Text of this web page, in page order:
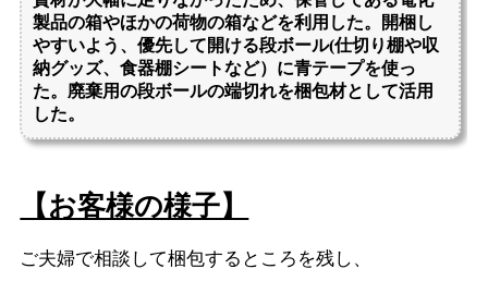
【お客様の様子】
ご夫婦で相談して梱包するところを残し、